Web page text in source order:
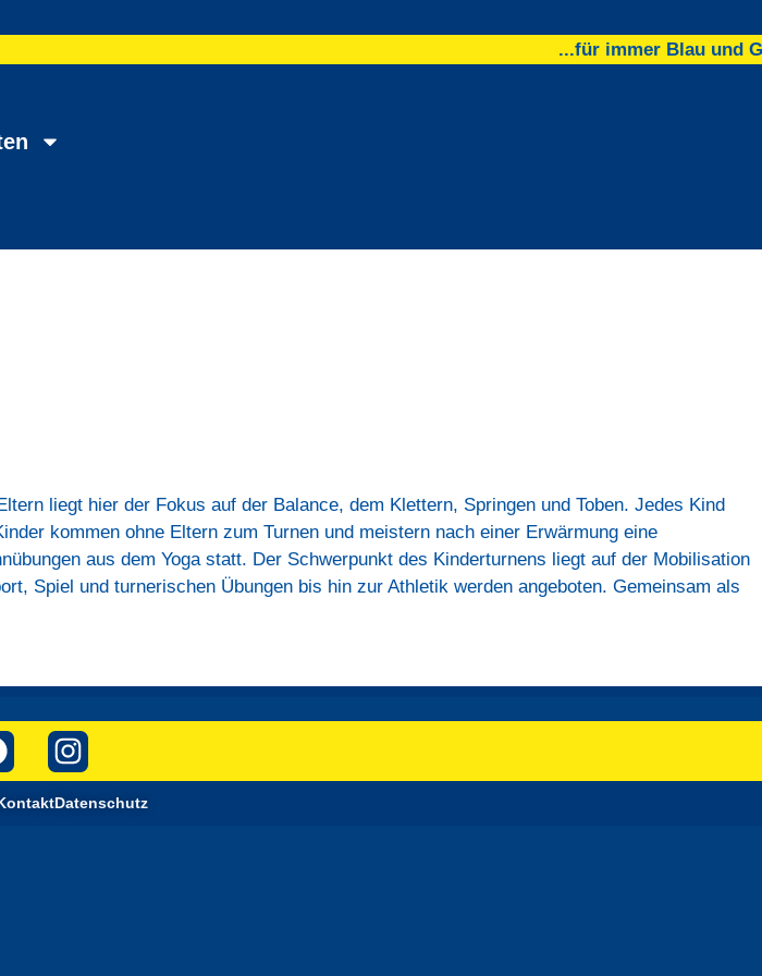
...für immer Blau und
liegt hier der Fokus auf der Balance, dem Klettern, Springen und Toben. Jedes Kind
kommen ohne Eltern zum Turnen und meistern nach einer Erwärmung eine
aus dem Yoga statt. Der Schwerpunkt des Kinderturnens liegt auf der Mobilisation
Spiel und turnerischen Übungen bis hin zur Athletik werden angeboten. Gemeinsam als
Datenschutz